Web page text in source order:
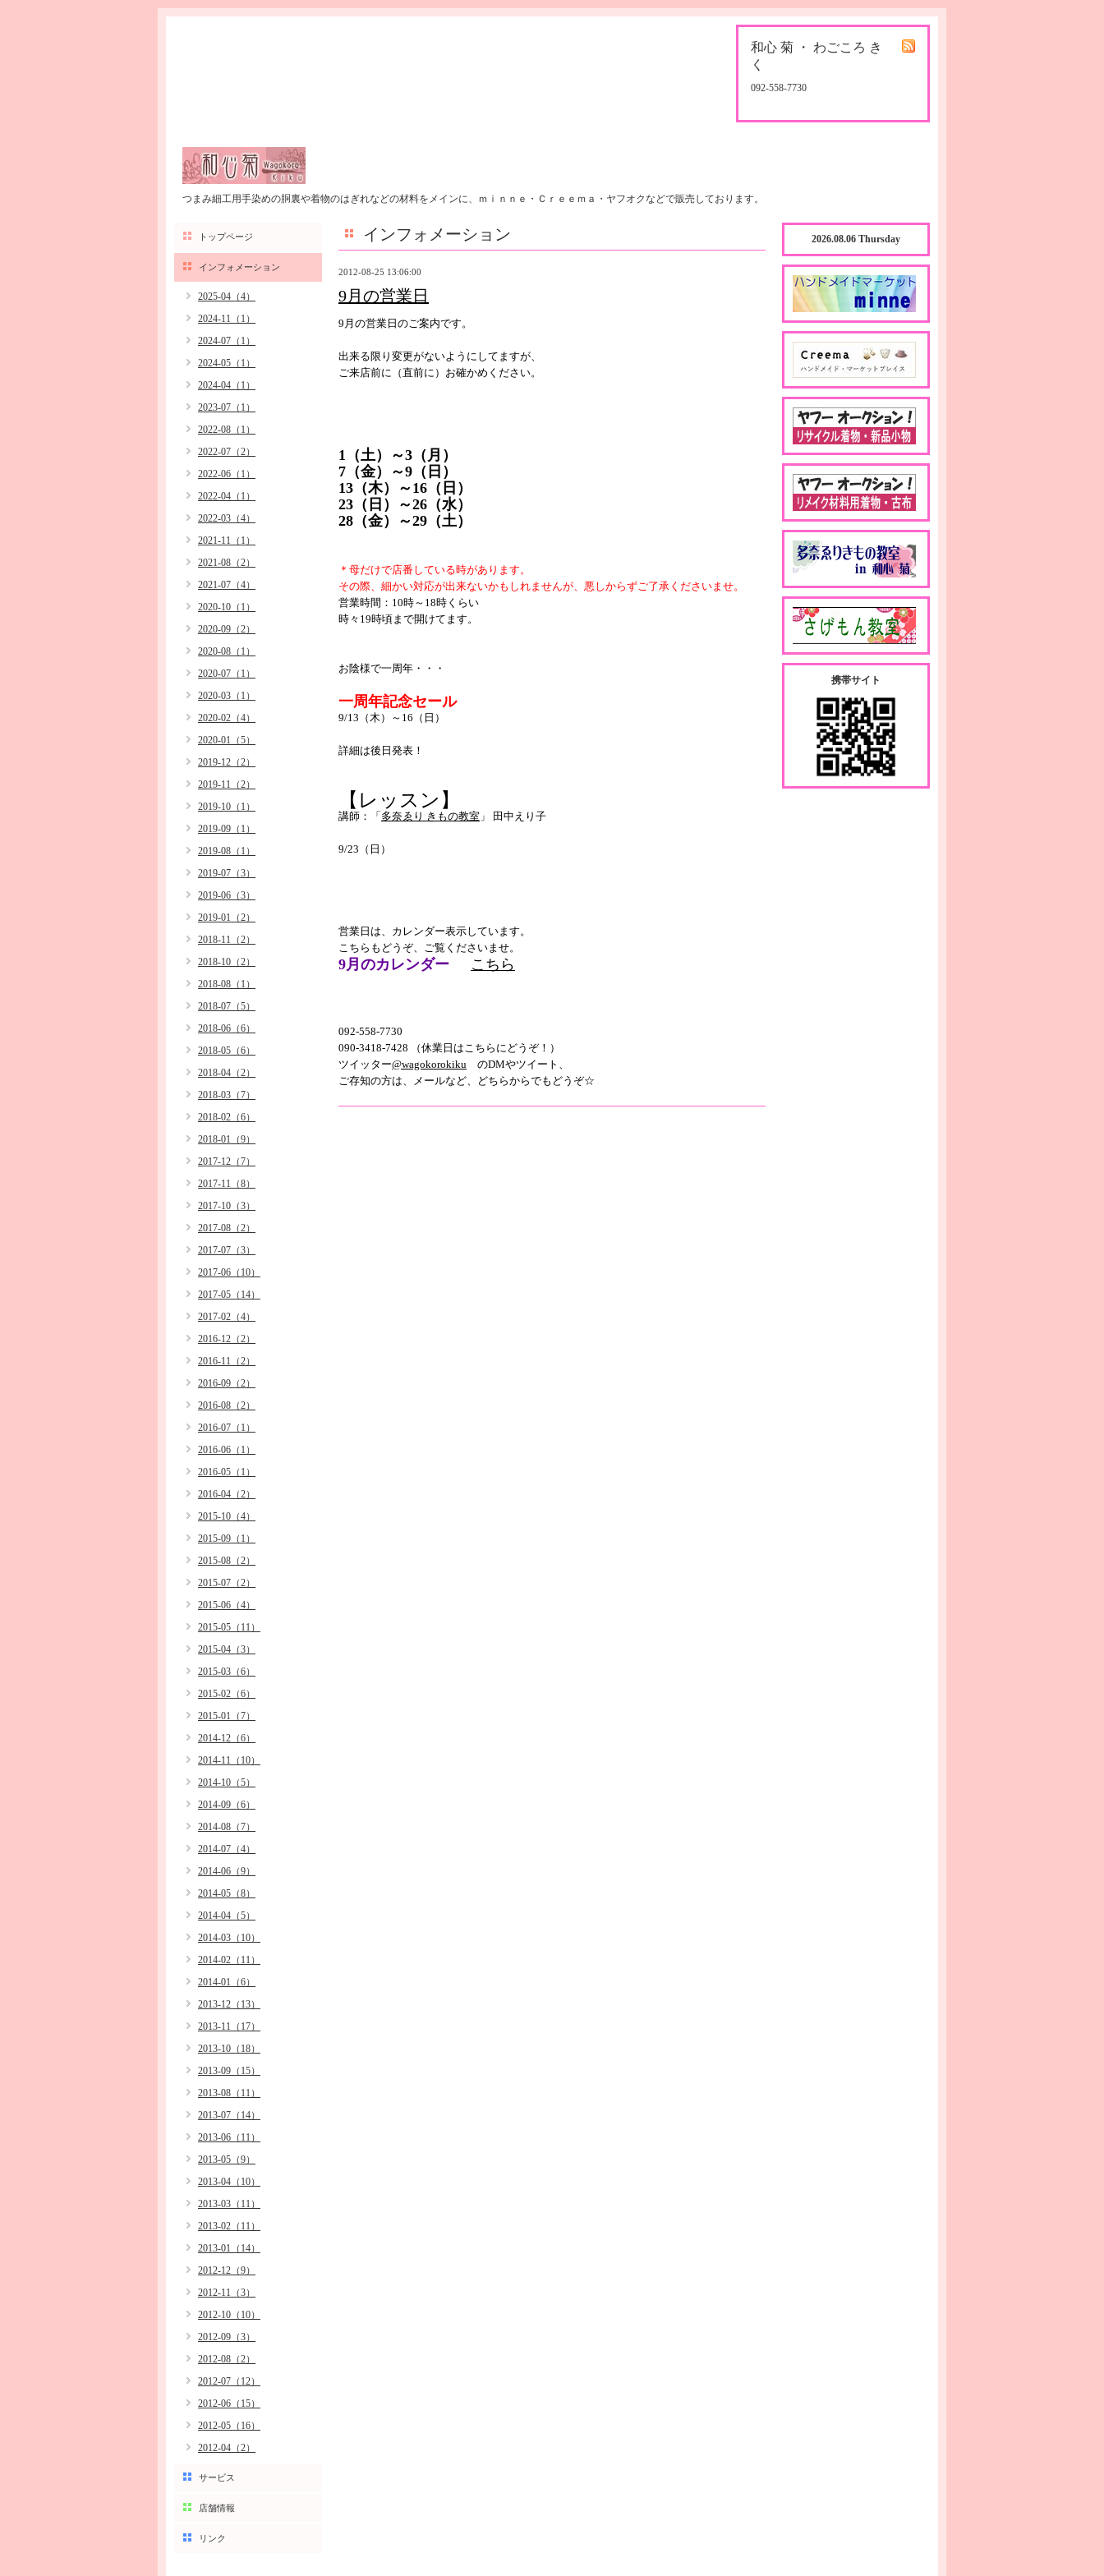
和心 菊 ・ わごころ き
く
092-558-7730
つまみ細工用手染めの胴裏や着物のはぎれなどの材料をメインに、ｍｉｎｎｅ・Ｃｒｅｅｍａ・ヤフオクなどで販売しております。
インフォメーション
2012-08-25 13:06:00
9月の営業日
9月の営業日のご案内です。
出来る限り変更がないようにしてますが、
ご来店前に（直前に）お確かめください。
1（土）～3（月）
7（金）～9（日）
13（木）～16（日）
23（日）～26（水）
28（金）～29（土）
＊母だけで店番している時があります。
その際、細かい対応が出来ないかもしれませんが、悪しからずご了承くださいませ。
営業時間：10時～18時くらい
時々19時頃まで開けてます。
お陰様で一周年・・・
一周年記念セール
9/13（木）～16（日）
詳細は後日発表！
【レッスン】
講師：「 多奈ゑり きもの教室 」 田中えり子
9/23（日）
営業日は、カレンダー表示しています。
こちらもどうぞ、ご覧くださいませ。
9月のカレンダー こちら
092-558-7730
090-3418-7428 （休業日はこちらにどうぞ！）
ツイッター@wagokorokiku のDMやツイート、
ご存知の方は、メールなど、どちらからでもどうぞ☆
トップページ
インフォメーション
2025-04（4）
2024-11（1）
2024-07（1）
2024-05（1）
2024-04（1）
2023-07（1）
2022-08（1）
2022-07（2）
2022-06（1）
2022-04（1）
2022-03（4）
2021-11（1）
2021-08（2）
2021-07（4）
2020-10（1）
2020-09（2）
2020-08（1）
2020-07（1）
2020-03（1）
2020-02（4）
2020-01（5）
2019-12（2）
2019-11（2）
2019-10（1）
2019-09（1）
2019-08（1）
2019-07（3）
2019-06（3）
2019-01（2）
2018-11（2）
2018-10（2）
2018-08（1）
2018-07（5）
2018-06（6）
2018-05（6）
2018-04（2）
2018-03（7）
2018-02（6）
2018-01（9）
2017-12（7）
2017-11（8）
2017-10（3）
2017-08（2）
2017-07（3）
2017-06（10）
2017-05（14）
2017-02（4）
2016-12（2）
2016-11（2）
2016-09（2）
2016-08（2）
2016-07（1）
2016-06（1）
2016-05（1）
2016-04（2）
2015-10（4）
2015-09（1）
2015-08（2）
2015-07（2）
2015-06（4）
2015-05（11）
2015-04（3）
2015-03（6）
2015-02（6）
2015-01（7）
2014-12（6）
2014-11（10）
2014-10（5）
2014-09（6）
2014-08（7）
2014-07（4）
2014-06（9）
2014-05（8）
2014-04（5）
2014-03（10）
2014-02（11）
2014-01（6）
2013-12（13）
2013-11（17）
2013-10（18）
2013-09（15）
2013-08（11）
2013-07（14）
2013-06（11）
2013-05（9）
2013-04（10）
2013-03（11）
2013-02（11）
2013-01（14）
2012-12（9）
2012-11（3）
2012-10（10）
2012-09（3）
2012-08（2）
2012-07（12）
2012-06（15）
2012-05（16）
2012-04（2）
サービス
店舗情報
リンク
2026.08.06 Thursday
携帯サイト